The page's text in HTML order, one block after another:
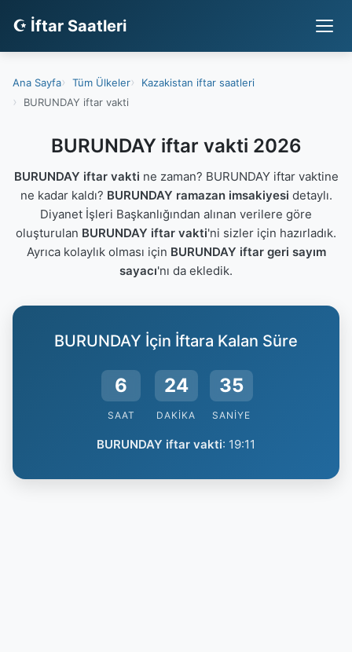
☪ İftar Saatleri
Ana Sayfa Tüm Ülkeler
Kazakistan iftar saatleri
BURUNDAY iftar vakti
BURUNDAY iftar vakti 2026
BURUNDAY iftar vakti ne zaman? BURUNDAY iftar vaktine
ne kadar kaldı? BURUNDAY ramazan imsakiyesi detaylı.
Diyanet İşleri Başkanlığından alınan verilere göre
oluşturulan BURUNDAY iftar vakti'ni sizler için hazırladık.
Ayrıca kolaylık olması için BURUNDAY iftar geri sayım
sayacı'nı da ekledik.
BURUNDAY İçin İftara Kalan Süre
6
SAAT
24
DAKIKA
34
SANIYE
BURUNDAY iftar vakti: 19:11